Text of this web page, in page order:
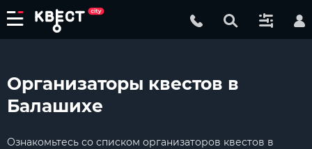
Организаторы квестов в
Балашихе
Ознакомьтесь со списком организаторов квестов в